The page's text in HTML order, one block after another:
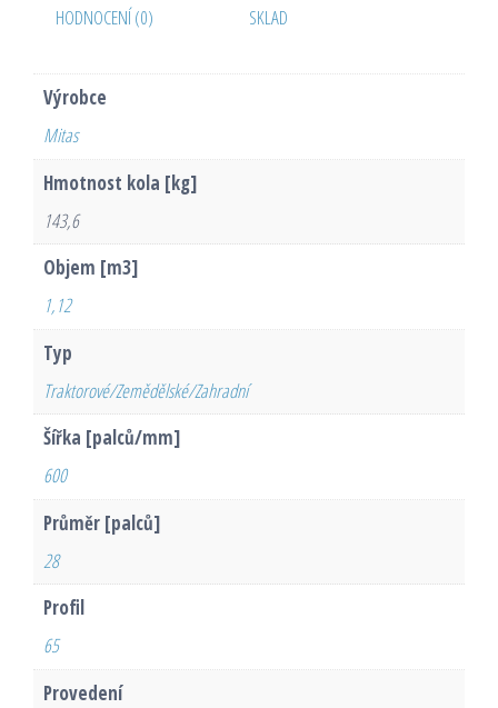
HODNOCENÍ (0) SKLAD
Výrobce
Mitas
Hmotnost kola [kg]
143,6
Objem [m3]
1,12
Typ
Traktorové/Zemědělské/Zahradní
Šířka [palců/mm]
600
Průměr [palců]
28
Profil
65
Provedení